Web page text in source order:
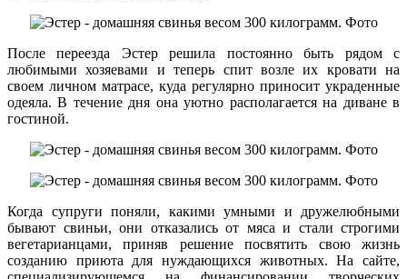
После переезда Эстер решила постоянно быть рядом с
любимыми хозяевами и теперь спит возле их кровати на
своем личном матрасе, куда регулярно приносит украденные
одеяла. В течение дня она уютно располагается на диване в
гостиной.
Когда супруги поняли, какими умными и дружелюбными
бывают свиньи, они отказались от мяса и стали строгими
вегетарианцами, приняв решение посвятить свою жизнь
созданию приюта для нуждающихся животных. На сайте,